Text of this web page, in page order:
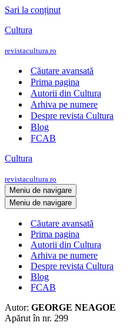
Sari la conținut
Cultura
revistacultura.ro
Căutare avansată
Prima pagina
Autorii din Cultura
Arhiva pe numere
Despre revista Cultura
Blog
FCAB
Cultura
revistacultura.ro
Meniu de navigare
Meniu de navigare
Căutare avansată
Prima pagina
Autorii din Cultura
Arhiva pe numere
Despre revista Cultura
Blog
FCAB
Autor: GEORGE NEAGOE
Apărut în nr. 299